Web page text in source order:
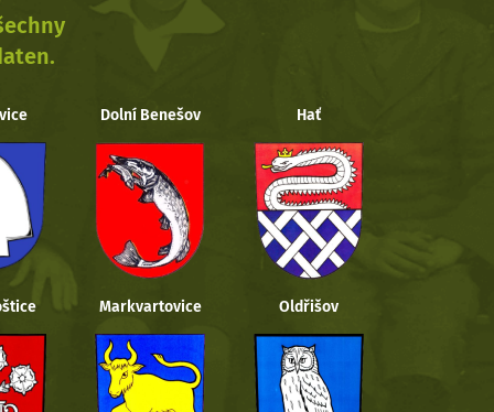
Dolní Benešov Hať
Markvartovice Oldřišov